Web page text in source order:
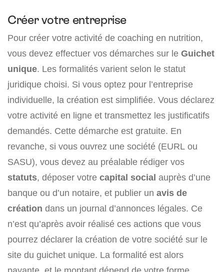
Créer votre entreprise
Pour créer votre activité de coaching en nutrition,
vous devez effectuer vos démarches sur le Guichet
unique. Les formalités varient selon le statut
juridique choisi. Si vous optez pour l’entreprise
individuelle, la création est simplifiée. Vous déclarez
votre activité en ligne et transmettez les justificatifs
demandés. Cette démarche est gratuite. En
revanche, si vous ouvrez une société (EURL ou
SASU), vous devez au préalable rédiger vos
statuts, déposer votre capital social auprès d’une
banque ou d’un notaire, et publier un avis de
création dans un journal d’annonces légales. Ce
n’est qu’après avoir réalisé ces actions que vous
pourrez déclarer la création de votre société sur le
site du guichet unique. La formalité est alors